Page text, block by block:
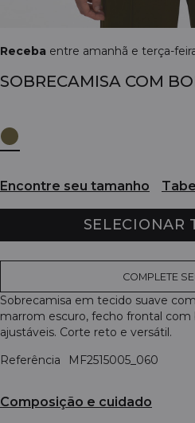
Receba entre amanhã e terça-
SOBRECAMISA COM
Encontre seu tamanho
SELECIONAR
COMPLETE
Sobrecamisa em tecido suave
marrom escuro, fecho frontal
ajustáveis. Corte reto e versátil.
Referência
MF2515005_060
Composição e cuidado